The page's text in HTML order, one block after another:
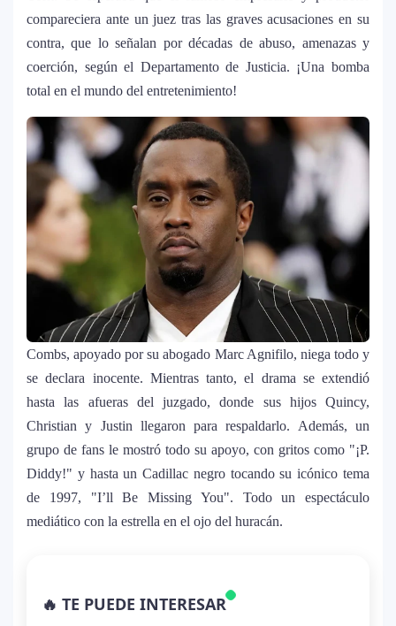
compareciera ante un juez tras las graves acusaciones en su
contra, que lo señalan por décadas de abuso, amenazas y
coerción, según el Departamento de Justicia. ¡Una bomba
total en el mundo del entretenimiento!
Combs, apoyado por su abogado Marc Agnifilo, niega todo y
se declara inocente. Mientras tanto, el drama se extendió
hasta las afueras del juzgado, donde sus hijos Quincy,
Christian y Justin llegaron para respaldarlo. Además, un
grupo de fans le mostró todo su apoyo, con gritos como "¡P.
Diddy!" y hasta un Cadillac negro tocando su icónico tema
de 1997, "I’ll Be Missing You". Todo un espectáculo
mediático con la estrella en el ojo del huracán.
🔥 TE PUEDE INTERESAR
despecho en un himno para Puerto Rico